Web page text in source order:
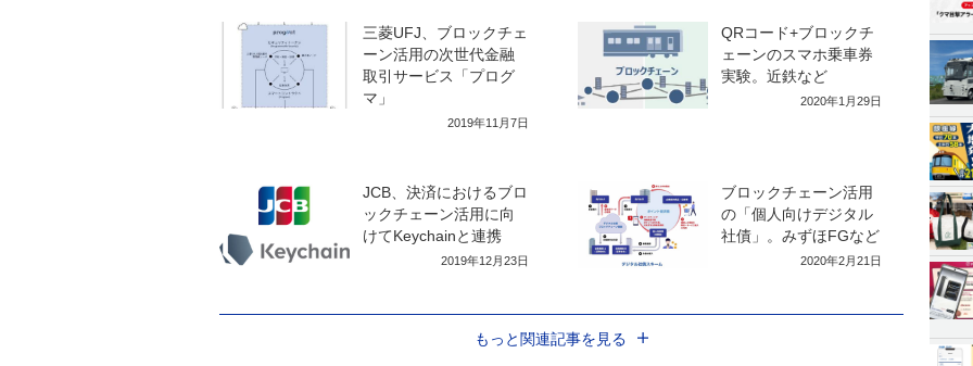
三菱UFJ、ブロックチェ
ーン活用の次世代金融
取引サービス「プログ
マ」
2019年11月7日
QRコード+ブロックチ
ェーンのスマホ乗車券
実験。近鉄など
2020年1月29日
JCB、決済におけるブロ
ックチェーン活用に向
けてKeychainと連携
2019年12月23日
ブロックチェーン活用
の「個人向けデジタル
社債」。みずほFGなど
2020年2月21日
もっと関連記事を見る